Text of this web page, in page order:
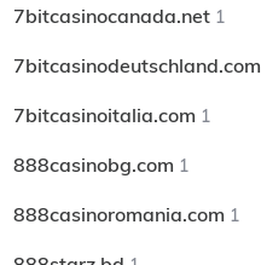
7bitcasinocanada.net 1
7bitcasinodeutschland.com
7bitcasinoitalia.com 1
888casinobg.com 1
888casinoromania.com 1